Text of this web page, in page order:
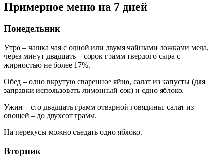
Примерное меню на 7 дней
Понедельник
Утро – чашка чая с одной или двумя чайными ложками меда,
через минут двадцать – сорок грамм твердого сыра с
жирностью не более 17%.
Обед – одно вкрутую сваренное яйцо, салат из капусты (для
заправки использовать лимонный сок) и одно яблоко.
Ужин – сто двадцать грамм отварной говядины, салат из
овощей – до двухсот грамм.
На перекусы можно съедать одно яблоко.
Вторник